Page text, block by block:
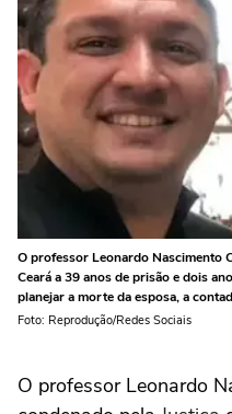
O professor Leonardo Nascimento
Ceará a 39 anos de prisão e dois
planejar a morte da esposa, a
Foto: Reprodução/Redes Sociais
O professor Leonardo